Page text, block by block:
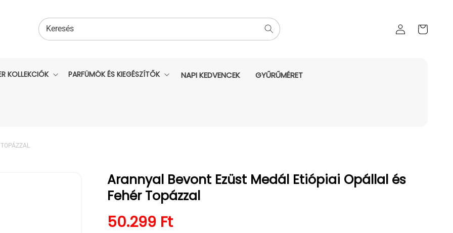
Bejelentkezés
kosara
Keresés
KOLLEKCIÓK PARFÜMÖK ÉS KIEGÉSZÍTŐK NAPI KEDVENCEK GYŰRŰMÉRET
Arannyal Bevont Ezüst Medál Etiópiai Opállal és
Fehér Topázzal
Normál ár
50.299 Ft